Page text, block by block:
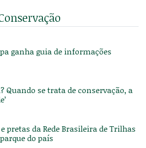
ganha guia de informações
Quando se trata de conservação, a
pretas da Rede Brasileira de Trilhas
do país